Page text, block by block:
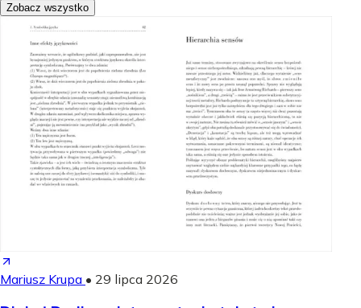
Zobacz wszystko
Mariusz Krupa • 29 lipca 2026